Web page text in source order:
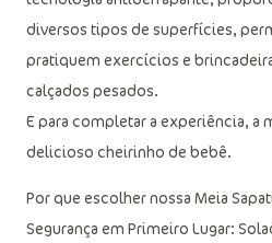
O grande diferencial está no
tecnologia antiderrapante,
diversos tipos de superfícies,
pratiquem exercícios e
calçados pesados.
E para completar a experiência, a
delicioso cheirinho de bebê.